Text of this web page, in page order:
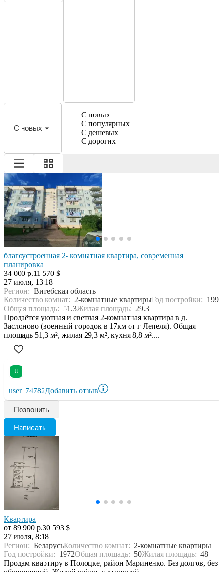
С новых
С новых
С популярных
С дешевых
С дорогих
благоустроенная 2- комнатная квартира, современная
планировка
34 000 р.11 570 $
27 июля, 13:18
Регион: Витебская область
Количество комнат: 2-комнатные квартирыГод постройки:
Общая площадь: 51.3Жилая площадь: 29.3
Продаётся уютная и светлая 2-комнатная квартира в д.
Заслоново (военный городок в 17км от г Лепеля). Общая
площадь 51,3 м², жилая 29,3 м², кухня 8,8 м²....
U
user_74782Добавить отзыв
Позвонить
Написать
Квартира
от 89 900 р.30 593 $
27 июля, 8:18
Регион: БеларусьКоличество комнат: 2-комнатные квартиры
Год постройки: 1972Общая площадь: 50Жилая площадь: 48
Продам квартиру в Полоцке, район Мариненко. Без долгов, без